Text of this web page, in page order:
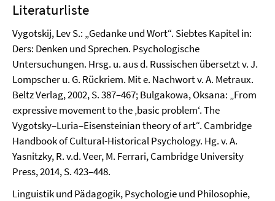
Literaturliste
Vygotskij, Lev S.: „Gedanke und Wort“. Siebtes Kapitel in:
Ders: Denken und Sprechen. Psychologische
Untersuchungen. Hrsg. u. aus d. Russischen übersetzt v. J.
Lompscher u. G. Rückriem. Mit e. Nachwort v. A. Metraux.
Beltz Verlag, 2002, S. 387–467; Bulgakowa, Oksana: „From
expressive movement to the ‚basic problem‘. The
Vygotsky–Luria–Eisensteinian theory of art“. Cambridge
Handbook of Cultural-Historical Psychology. Hg. v. A.
Yasnitzky, R. v.d. Veer, M. Ferrari, Cambridge University
Press, 2014, S. 423–448.
Linguistik und Pädagogik, Psychologie und Philosophie,